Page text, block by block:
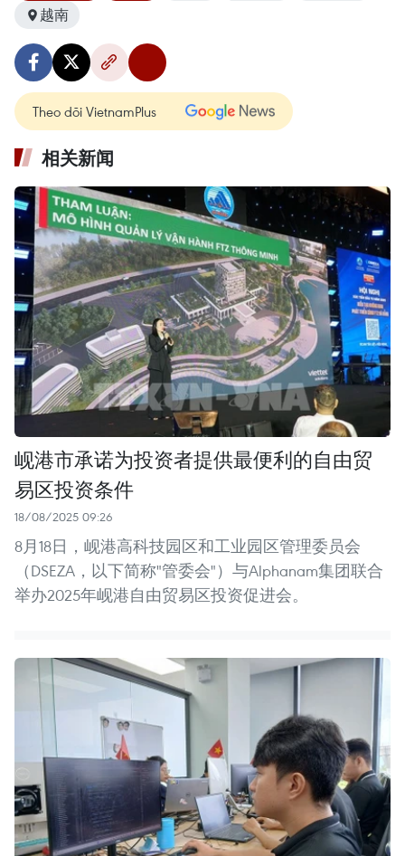
越南
Theo dõi VietnamPlus
相关新闻
岘港市承诺为投资者提供最便利的自由贸
易区投资条件
18/08/2025 09:26
8月18日，岘港高科技园区和工业园区管理委员会
（DSEZA，以下简称"管委会"）与Alphanam集团联合
举办2025年岘港自由贸易区投资促进会。